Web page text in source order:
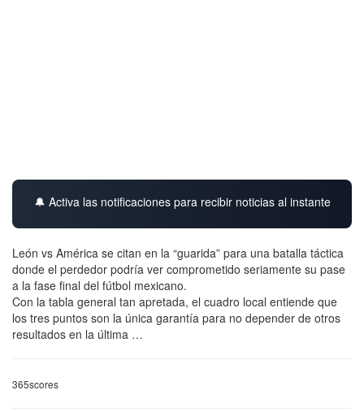
🔔 Activa las notificaciones para recibir noticias al instante
León vs América se citan en la “guarida” para una batalla táctica
donde el perdedor podría ver comprometido seriamente su pase
a la fase final del fútbol mexicano.
Con la tabla general tan apretada, el cuadro local entiende que
los tres puntos son la única garantía para no depender de otros
resultados en la última …
365scores